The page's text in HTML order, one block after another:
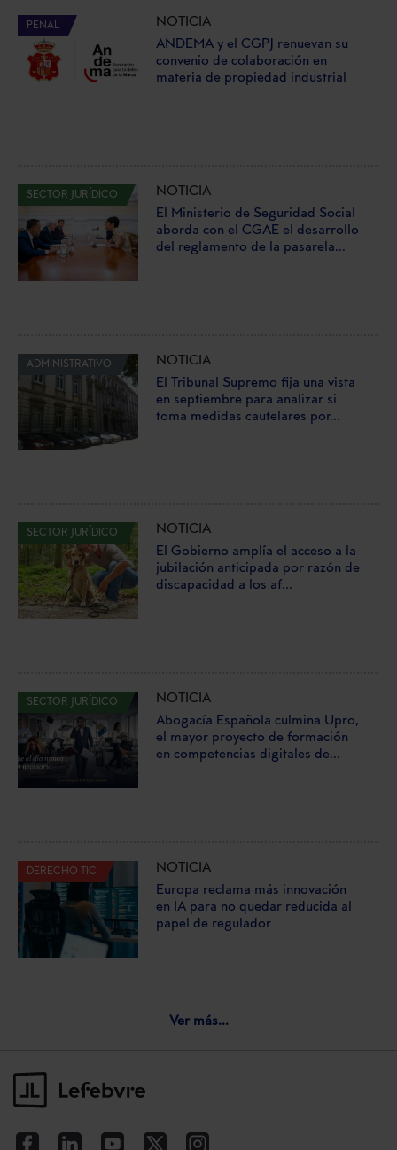
PENAL
NOTICIA
ANDEMA y el CGPJ renuevan su
convenio de colaboración en
materia de propiedad industrial
SECTOR JURÍDICO
NOTICIA
El Ministerio de Seguridad Social
aborda con el CGAE el desarrollo
del reglamento de la pasarela...
ADMINISTRATIVO
NOTICIA
El Tribunal Supremo fija una vista
en septiembre para analizar si
toma medidas cautelares por...
SECTOR JURÍDICO
NOTICIA
El Gobierno amplía el acceso a la
jubilación anticipada por razón de
discapacidad a los af...
SECTOR JURÍDICO
NOTICIA
Abogacía Española culmina Upro,
el mayor proyecto de formación
en competencias digitales de...
DERECHO TIC
NOTICIA
Europa reclama más innovación
en IA para no quedar reducida al
papel de regulador
Ver más...